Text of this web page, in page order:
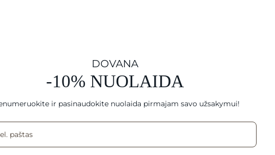
DOVANA
-10% NUOLAIDA
ir pasinaudokite nuolaida pirmajam savo užsakymui!